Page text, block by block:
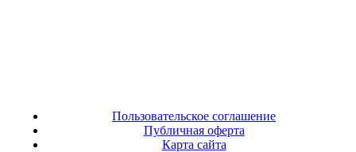
Пользовательское соглашение
Публичная оферта
Карта сайта